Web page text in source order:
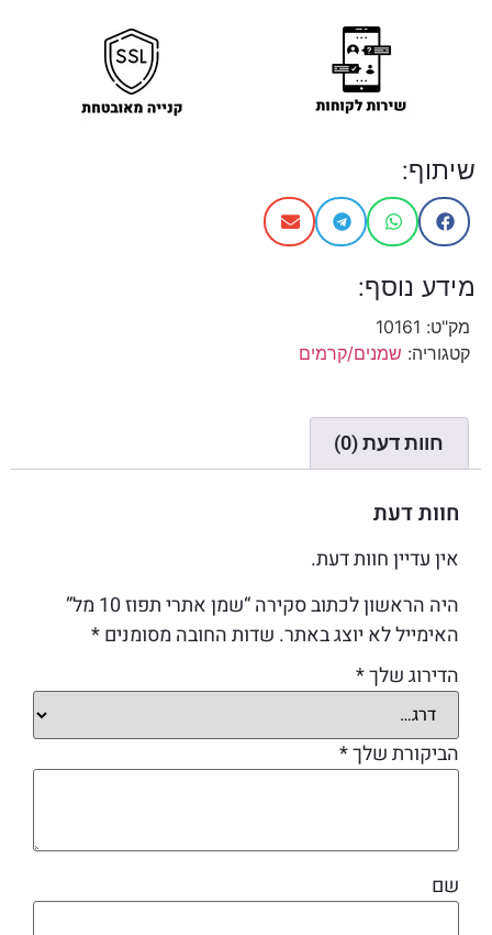
שיתוף:
מידע נוסף:
מק"ט: 10161
קטגוריה: שמנים/קרמים
חוות דעת (0)
חוות דעת
אין עדיין חוות דעת.
היה הראשון לכתוב סקירה “שמן אתרי תפוז 10 מל”
האימייל לא יוצג באתר. שדות החובה מסומנים*
הדירוג שלך*
הביקורת שלך*
שם